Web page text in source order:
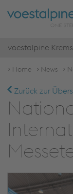
voestalpine
Home News
Zurück zur